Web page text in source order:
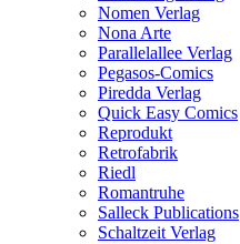
Nomen Verlag
Nona Arte
Parallelallee Verlag
Pegasos-Comics
Piredda Verlag
Quick Easy Comics
Reprodukt
Retrofabrik
Riedl
Romantruhe
Salleck Publications
Schaltzeit Verlag